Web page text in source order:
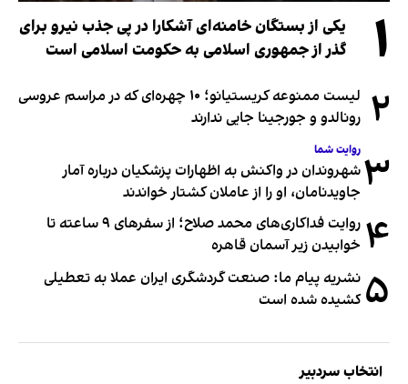
۱
یکی از بستگان خامنه‌ای آشکارا در پی جذب نیرو برای
گذر از جمهوری اسلامی به حکومت اسلامی است
۲
لیست ممنوعه کریستیانو؛ ۱۰ چهره‌ای که در مراسم عروسی
رونالدو و جورجینا جایی ندارند
۳ روایت شما
شهروندان در واکنش به اظهارات پزشکیان درباره آمار
جاویدنامان، او را از عاملان کشتار خواندند
۴
روایت فداکاری‌های محمد صلاح؛ از سفرهای ۹ ساعته تا
خوابیدن زیر آسمان قاهره
۵ نشریه پیام ما: صنعت گردشگری ایران عملا به تعطیلی
کشیده شده است
انتخاب سردبیر